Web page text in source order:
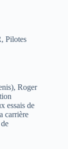
, Pilotes
Roger
essais de
carrière